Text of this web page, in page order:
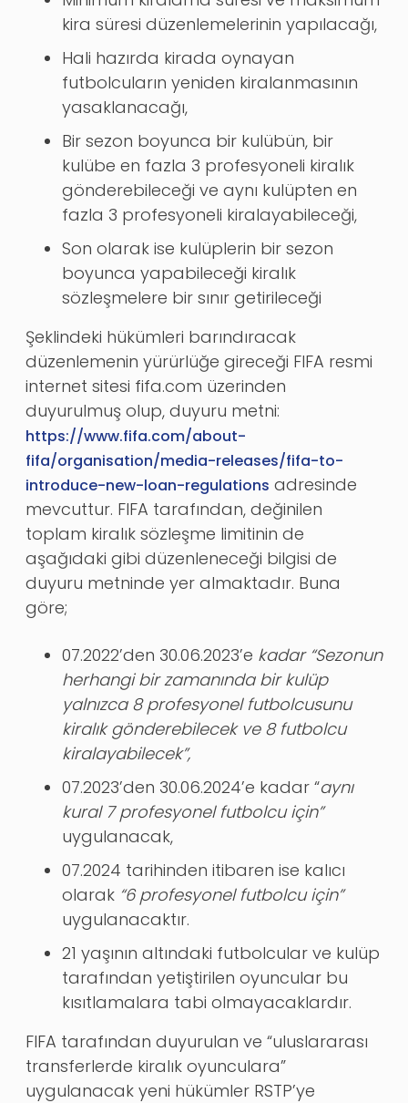
kira süresi düzenlemelerinin yapılacağı,
Hali hazırda kirada oynayan
futbolcuların yeniden kiralanmasının
yasaklanacağı,
Bir sezon boyunca bir kulübün, bir
kulübe en fazla 3 profesyoneli kiralık
gönderebileceği ve aynı kulüpten en
fazla 3 profesyoneli kiralayabileceği,
Son olarak ise kulüplerin bir sezon
boyunca yapabileceği kiralık
sözleşmelere bir sınır getirileceği
Şeklindeki hükümleri barındıracak
düzenlemenin yürürlüğe gireceği FIFA resmi
internet sitesi fifa.com üzerinden
duyurulmuş olup, duyuru metni:
https://www.fifa.com/about-
fifa/organisation/media-releases/fifa-to-
introduce-new-loan-regulations adresinde
mevcuttur. FIFA tarafından, değinilen
toplam kiralık sözleşme limitinin de
aşağıdaki gibi düzenleneceği bilgisi de
duyuru metninde yer almaktadır. Buna
göre;
07.2022’den 30.06.2023’e kadar “Sezonun
herhangi bir zamanında bir kulüp
yalnızca 8 profesyonel futbolcusunu
kiralık gönderebilecek ve 8 futbolcu
kiralayabilecek”,
07.2023’den 30.06.2024’e kadar “aynı
kural 7 profesyonel futbolcu için”
uygulanacak,
07.2024 tarihinden itibaren ise kalıcı
olarak “6 profesyonel futbolcu için”
uygulanacaktır.
21 yaşının altındaki futbolcular ve kulüp
tarafından yetiştirilen oyuncular bu
kısıtlamalara tabi olmayacaklardır.
FIFA tarafından duyurulan ve “uluslararası
transferlerde kiralık oyunculara”
uygulanacak yeni hükümler RSTP’ye